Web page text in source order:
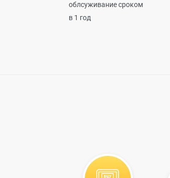
облсуживание сроком
в 1 год